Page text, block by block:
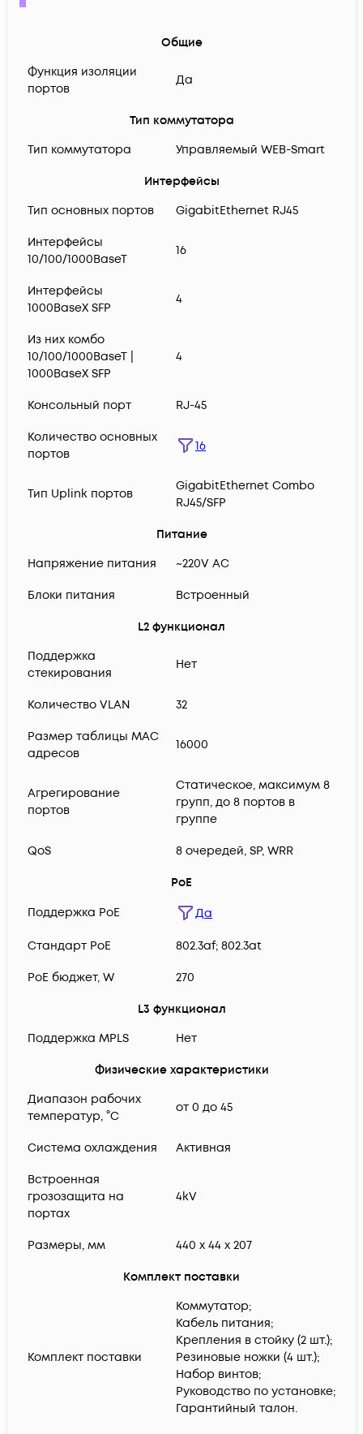
Общие
Функция изоляции
портов
Да
Тип коммутатора
Тип коммутатора
Управляемый WEB-Smart
Интерфейсы
Тип основных портов
GigabitEthernet RJ45
Интерфейсы
10/100/1000BaseT
16
Интерфейсы
1000BaseX SFP
4
Из них комбо
10/100/1000BaseT |
1000BaseX SFP
4
Консольный порт RJ-45
Количество основных
портов
16
Тип Uplink портов
GigabitEthernet Combo
RJ45/SFP
Питание
Напряжение питания
~220V AC
Блоки питания Встроенный
L2 функционал
Поддержка
стекирования
Нет
Количество VLAN 32
Размер таблицы MAC
адресов
16000
Агрегирование
портов
Статическое, максимум 8
групп, до 8 портов в
группе
QoS 8 очередей, SP, WRR
PoE
Поддержка PoE
Да
Cтандарт PoE 802.3af; 802.3at
PoE бюджет, W 270
L3 функционал
Поддержка MPLS
Нет
Физические характеристики
Диапазон рабочих
температур, °C
от 0 до 45
Система охлаждения Активная
Встроенная
грозозащита на
портах
4kV
Размеры, мм 440 x 44 x 207
Комплект поставки
Комплект поставки
Коммутатор;
Кабель питания;
Крепления в стойку (2 шт.);
Резиновые ножки (4 шт.);
Набор винтов;
Руководство по установке;
Гарантийный талон.